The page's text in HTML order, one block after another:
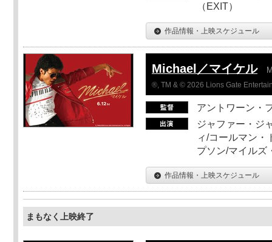
（EXIT）
作品情報・上映スケジュール
Michael／マイケル
®, TM & © 2026 Lions Gate
アントワーン・
ジャファー・ジ
ィ/コールマン・
プソン/マイルズ
作品情報・上映スケジュール
まもなく上映終了